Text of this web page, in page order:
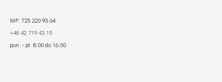
NIP: 725 220 93 64
+48 42 719 43 15
pon. - pt. 8:00 do 16:00